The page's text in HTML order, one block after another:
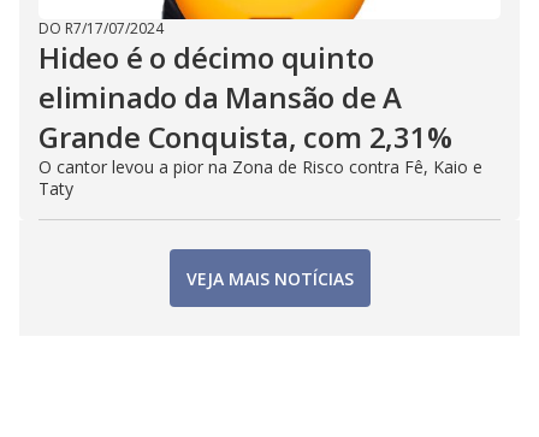
DO R7/17/07/2024
Hideo é o décimo quinto
eliminado da Mansão de A
Grande Conquista, com 2,31%
O cantor levou a pior na Zona de Risco contra Fê, Kaio e
Taty
VEJA MAIS NOTÍCIAS